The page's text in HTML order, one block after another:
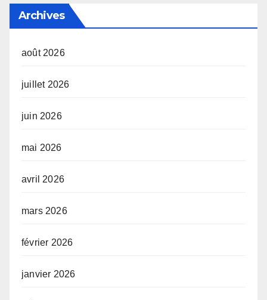
Archives
août 2026
juillet 2026
juin 2026
mai 2026
avril 2026
mars 2026
février 2026
janvier 2026